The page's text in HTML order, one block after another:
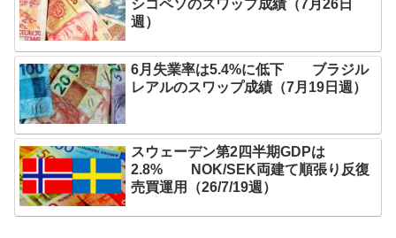
シコペソのスワップ成績（7月26日
週）
6月失業率は5.4%に低下 ブラジル
レアルのスワップ成績（7月19日週）
スウェーデン第2四半期GDPは
2.8% NOK/SEK両建て順張り反復
売買運用（26/7/19週）